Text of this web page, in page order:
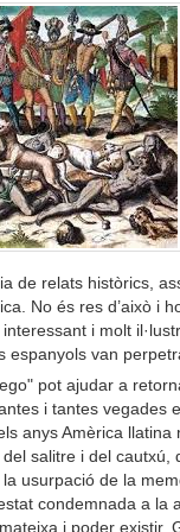
de relats històrics,
No és res d’això i
i molt
espanyols van
pot ajudar a
i tantes vegades
anys Amèrica
del salitre i del
usurpació de la
condemnada a la
i poder existir.